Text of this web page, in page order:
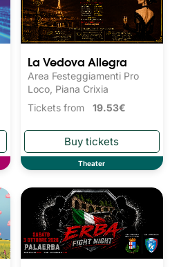
La Vedova Allegra
Area Festeggiamenti Pro
Loco, Piana Crixia
Tickets from 19.53€
Theater